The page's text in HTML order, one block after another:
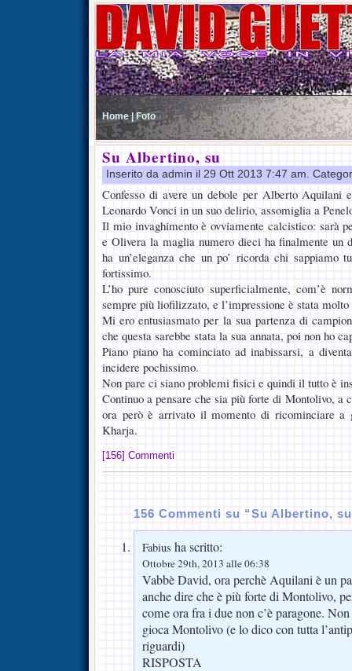
Home | Foto
Su Albertino, su
Inserito da admin il 29 Ott 2013 7:47 am.
Confesso di avere un debole per Alberto Aquilani
Leonardo Vonci in un suo delirio, assomiglia a
Il mio invaghimento è ovviamente calcistico: sarà
e Olivera la maglia numero dieci ha finalmente un
ha un’eleganza che un po’ ricorda chi sappiamo
fortissimo.
L’ho pure conosciuto superficialmente, com’è
sempre più liofilizzato, e l’impressione è stata molto
Mi ero entusiasmato per la sua partenza di
che questa sarebbe stata la sua annata, poi non ho
Piano piano ha cominciato ad inabissarsi, a
incidere pochissimo.
Non pare ci siano problemi fisici e quindi il tutto è
Continuo a pensare che sia più forte di Montolivo, a
ora però è arrivato il momento di ricominciare a
Kharja.
[156] Commenti
156 Commenti su “Su Albertino,
Fabius ha scritto:
Ottobre 29th, 2013 alle 06:38
Vabbè David, ora perchè Aquilani è un
anche dire che è più forte di Montolivo,
come ora fra i due non c’è paragone.
gioca Montolivo (e lo dico con tutta
riguardi)
RISPOSTA